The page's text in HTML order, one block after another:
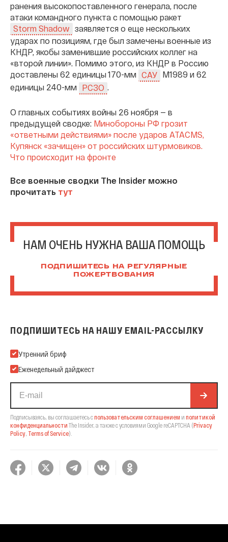
ранения высокопоставленного генерала, после
атаки командного пункта с помощью ракет
Storm Shadow заявляется о еще нескольких
ударах по позициям, где был замечены военные из
КНДР, якобы заменившие российских коллег на
«второй линии». Помимо этого, из КНДР в Россию
доставлены 62 единицы 170-мм САУ М1989 и 62
единицы 240-мм
РСЗО .
О главных событиях войны 26 ноября — в
предыдущей сводке: Минобороны РФ грозит
«ответными действиями» после ударов ATACMS,
Купянск «зачищен» от российских штурмовиков.
Что происходит на фронте
Все военные сводки The Insider можно
прочитать тут
НАМ ОЧЕНЬ НУЖНА ВАША ПОМОЩЬ
ПОДПИШИТЕСЬ НА РЕГУЛЯРНЫЕ
ПОЖЕРТВОВАНИЯ
ПОДПИШИТЕСЬ НА НАШУ EMAIL-РАССЫЛКУ
Подпишитесь на нашу Email-рассылку
Утренний бриф
Еженедельный дайджест
Подписываясь, вы соглашаетесь спользовательским соглашением и политикой
конфиденциальности The Insider, а также с условиями Google reCAPTCHA (Privacy
Policy, Terms of Service).